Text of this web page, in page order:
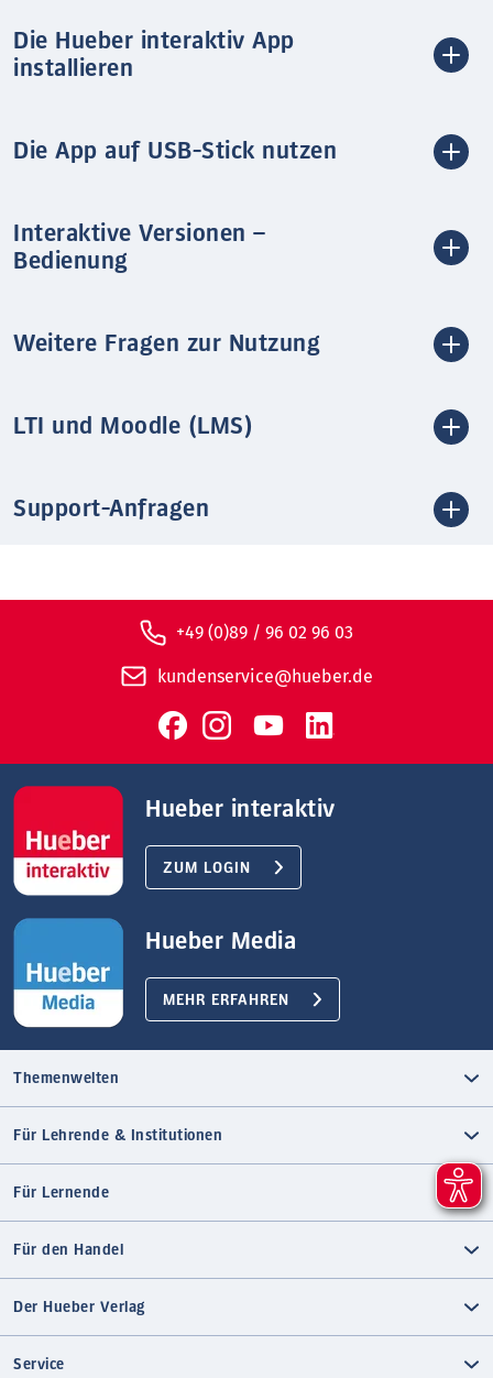
Die Hueber interaktiv App
installieren
Die App auf USB-Stick nutzen
Interaktive Versionen –
Bedienung
Weitere Fragen zur Nutzung
LTI und Moodle (LMS)
Support-Anfragen
+49 (0)89 / 96 02 96 03
kundenservice@hueber.de
Hueber interaktiv
ZUM LOGIN
Hueber Media
MEHR ERFAHREN
Themenwelten
Für Lehrende & Institutionen
Für Lernende
Für den Handel
Der Hueber Verlag
Service